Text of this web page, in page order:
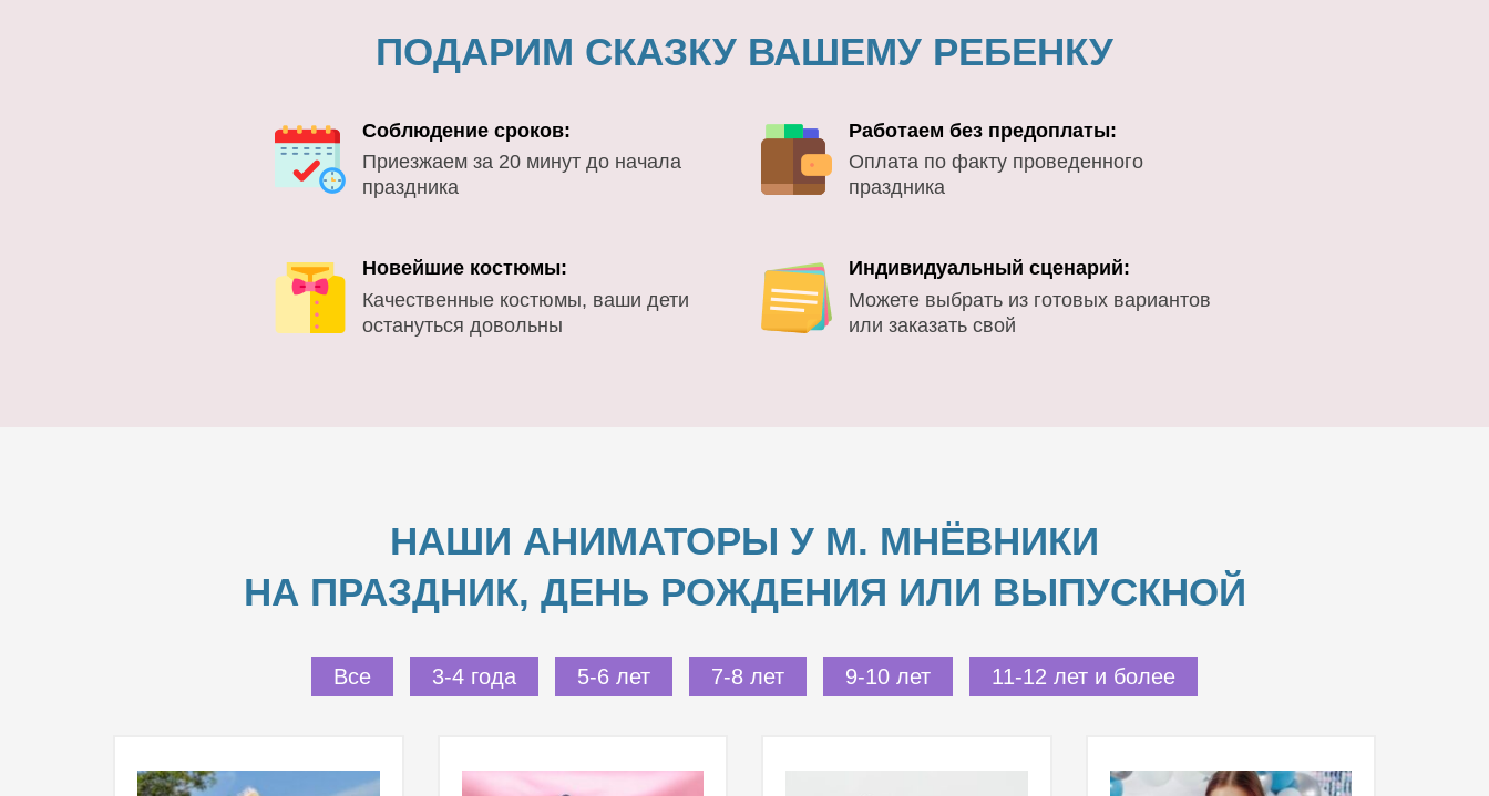
ПОДАРИМ СКАЗКУ ВАШЕМУ РЕБЕНКУ
Соблюдение сроков:
Приезжаем за 20 минут до начала
праздника
Работаем без предоплаты:
Оплата по факту проведенного
праздника
Новейшие костюмы:
Качественные костюмы, ваши дети
остануться довольны
Индивидуальный сценарий:
Можете выбрать из готовых вариантов
или заказать свой
НАШИ АНИМАТОРЫ У М. МНЁВНИКИ
НА ПРАЗДНИК, ДЕНЬ РОЖДЕНИЯ ИЛИ ВЫПУСКНОЙ
Все 3-4 года 5-6 лет 7-8 лет 9-10 лет 11-12 лет и более